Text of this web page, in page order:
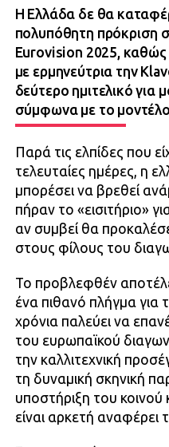
Η Ελλάδα δε θα
πολυπόθητη πρόκριση
Eurovision 2025, καθώς
με ερμηνεύτρια την
δεύτερο ημιτελικό για
σύμφωνα με το
Παρά τις ελπίδες που
τελευταίες ημέρες, η
μπορέσει να βρεθεί
πήραν το «εισιτήριο»
αν συμβεί θα
στους φίλους του
Το προβλεφθέν
ένα πιθανό πλήγμα για
χρόνια παλεύει να
του ευρωπαϊκού
την καλλιτεχνική
τη δυναμική σκηνική
υποστήριξη του
είναι αρκετή